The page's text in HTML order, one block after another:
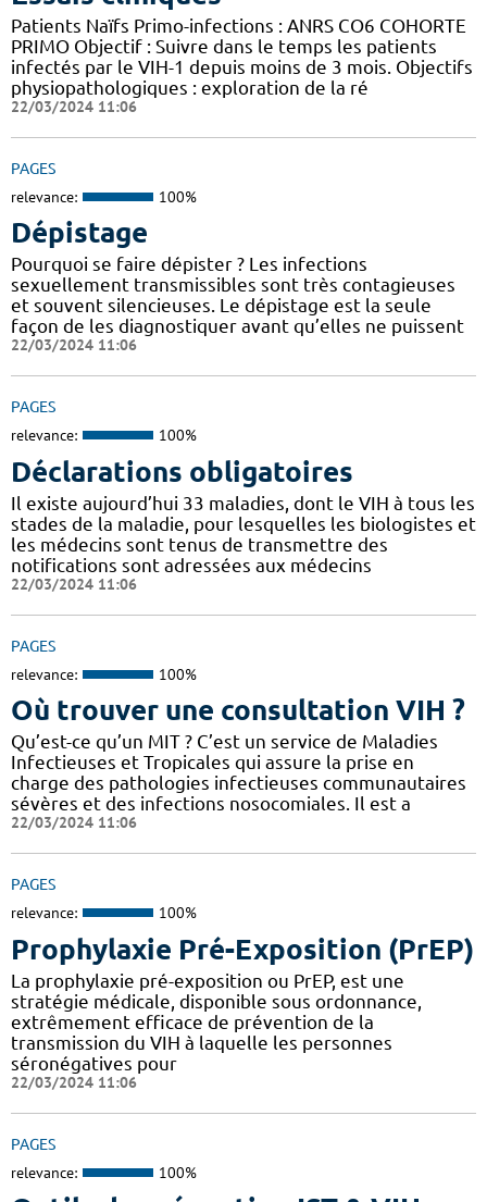
Patients Naïfs Primo-infections : ANRS CO6 COHORTE
PRIMO Objectif : Suivre dans le temps les patients
infectés par le VIH-1 depuis moins de 3 mois. Objectifs
physiopathologiques : exploration de la ré
22/03/2024 11:06
PAGES
relevance: 100%
Dépistage
Pourquoi se faire dépister ? Les infections
sexuellement transmissibles sont très contagieuses
et souvent silencieuses. Le dépistage est la seule
façon de les diagnostiquer avant qu’elles ne puissent
22/03/2024 11:06
PAGES
relevance: 100%
Déclarations obligatoires
Il existe aujourd’hui 33 maladies, dont le VIH à tous les
stades de la maladie, pour lesquelles les biologistes et
les médecins sont tenus de transmettre des
notifications sont adressées aux médecins
22/03/2024 11:06
PAGES
relevance: 100%
Où trouver une consultation VIH ?
Qu’est-ce qu’un MIT ? C’est un service de Maladies
Infectieuses et Tropicales qui assure la prise en
charge des pathologies infectieuses communautaires
sévères et des infections nosocomiales. Il est a
22/03/2024 11:06
PAGES
relevance: 100%
Prophylaxie Pré-Exposition (PrEP)
La prophylaxie pré-exposition ou PrEP, est une
stratégie médicale, disponible sous ordonnance,
extrêmement efficace de prévention de la
transmission du VIH à laquelle les personnes
séronégatives pour
22/03/2024 11:06
PAGES
relevance: 100%